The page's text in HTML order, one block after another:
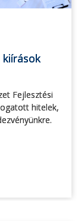
Fejlesztési
hitelek,